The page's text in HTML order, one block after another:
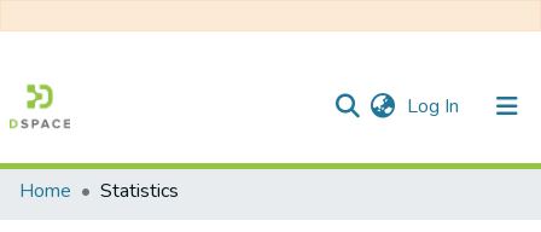
Log In (current)
Home Statistics